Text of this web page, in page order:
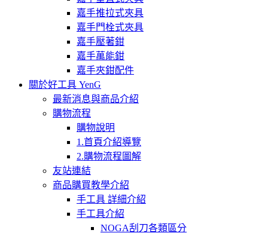
嘉手推拉式夾具
嘉手門栓式夾具
嘉手壓著鉗
嘉手萬能鉗
嘉手夾鉗配件
關於好工具 YenG
最新消息與商品介紹
購物流程
購物說明
1.首頁介紹導覽
2.購物流程圖解
友站連結
商品購買教學介紹
手工具 詳細介紹
手工具介紹
NOGA刮刀各類區分